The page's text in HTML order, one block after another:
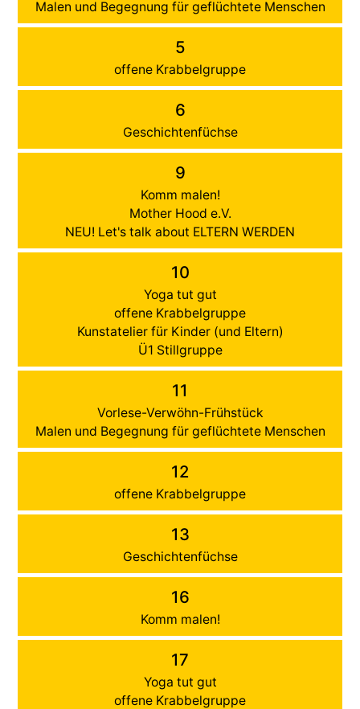
Malen und Begegnung für geflüchtete Menschen
5
offene Krabbelgruppe
6
Geschichtenfüchse
9
Komm malen!
Mother Hood e.V.
NEU! Let's talk about ELTERN WERDEN
10
Yoga tut gut
offene Krabbelgruppe
Kunstatelier für Kinder (und Eltern)
Ü1 Stillgruppe
11
Vorlese-Verwöhn-Frühstück
Malen und Begegnung für geflüchtete Menschen
12
offene Krabbelgruppe
13
Geschichtenfüchse
16
Komm malen!
17
Yoga tut gut
offene Krabbelgruppe